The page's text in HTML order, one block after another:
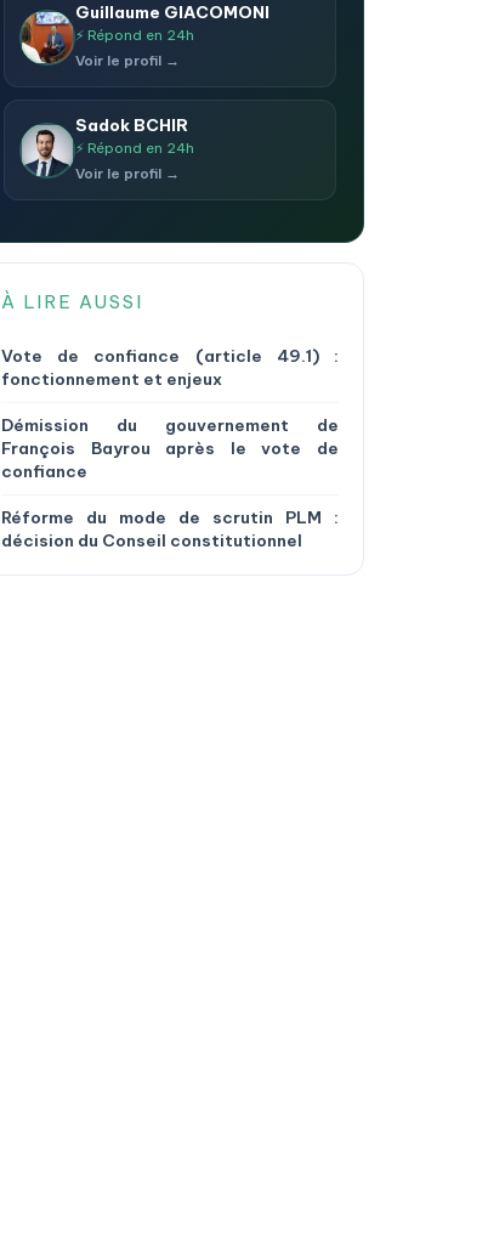
Guillaume GIACOMONI
⚡ Répond en 24h
Voir le profil →
Sadok BCHIR
⚡ Répond en 24h
Voir le profil →
À LIRE AUSSI
Vote de confiance (article 49.1) :
fonctionnement et enjeux
Démission du gouvernement de
François Bayrou après le vote de
confiance
Réforme du mode de scrutin PLM :
décision du Conseil constitutionnel